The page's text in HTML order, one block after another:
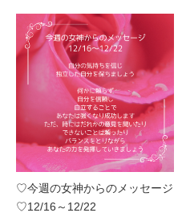
♡今週の女神からのメッセージ
♡12/16～12/22